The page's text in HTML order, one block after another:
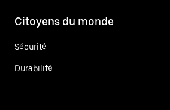
Citoyens du monde
Sécurité
Durabilité